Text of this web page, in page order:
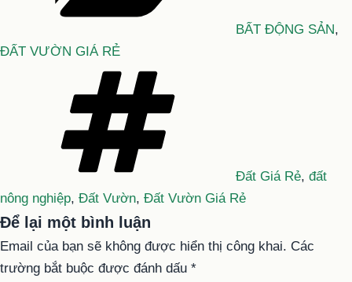
BẤT ĐỘNG SẢN,
ĐẤT VƯỜN GIÁ RẺ
Đất Giá Rẻ, đất
nông nghiệp, Đất Vườn, Đất Vườn Giá Rẻ
Để lại một bình luận
Email của bạn sẽ không được hiển thị công khai. Các
trường bắt buộc được đánh dấu *